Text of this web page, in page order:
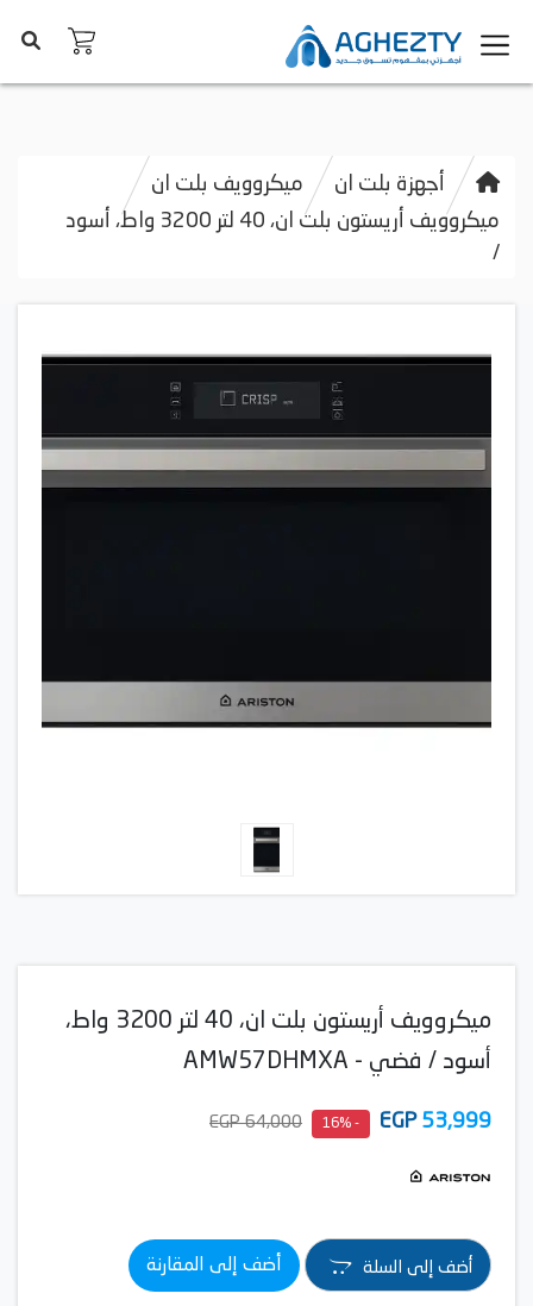
أجهزة بلت ان
ميكروويف بلت ان
ميكروويف أريستون بلت ان، 40 لتر 3200 واط، أسود
/
ميكروويف أريستون بلت ان، 40 لتر 3200 واط،
أسود / فضي - AMW57DHMXA
53,999
EGP
- 16%
64,000 EGP
أضف إلى السلة أضف إلى المقارنة